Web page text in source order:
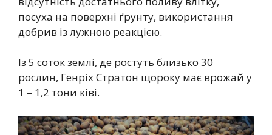
посуха на поверхні ґрунту, використання
добрив із лужною реакцією.
Із 5 соток землі, де ростуть близько 30
рослин, Генріх Стратон щороку має врожай у
1 – 1,2 тони ківі.